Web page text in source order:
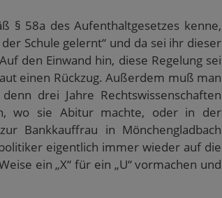
§ 58a des Aufenthaltgesetzes kenne,
Schule gelernt“ und da sei ihr dieser
den Einwand hin, diese Regelung sei
einen Rückzug. Außerdem muß man
drei Jahre Rechtswissenschaften
wo sie Abitur machte, oder in der
Bankkauffrau in Mönchengladbach
eigentlich immer wieder auf die
ein „X“ für ein „U“ vormachen und